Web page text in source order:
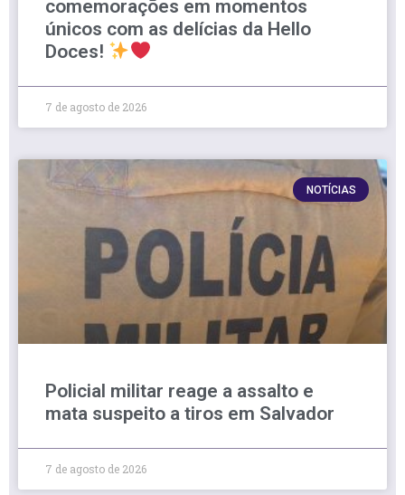
comemorações em momentos
únicos com as delícias da Hello
Doces!
7 de agosto de 2026
NOTÍCIAS
Policial militar reage a assalto e
mata suspeito a tiros em Salvador
7 de agosto de 2026